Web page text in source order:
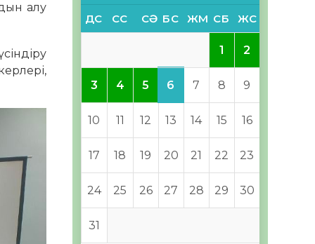
алу
ДС СС СӘ БС ЖМ СБ ЖС
1 2
3 4 5 6 7 8 9
10 11 12 13 14 15 16
17 18 19 20 21 22 23
24 25 26 27 28 29 30
31